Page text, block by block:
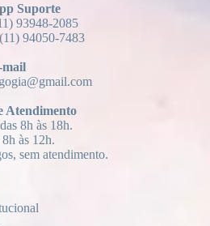
Suporte
93948-2085
94050-7483
Atendimento
8h às 18h.
8h às 12h.
sem atendimento.